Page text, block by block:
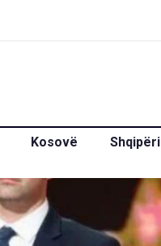
Kosovë Shqipëri